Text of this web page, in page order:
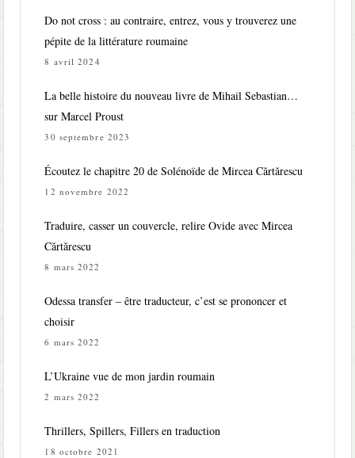
Do not cross : au contraire, entrez, vous y trouverez une
pépite de la littérature roumaine
8 avril 2024
La belle histoire du nouveau livre de Mihail Sebastian…
sur Marcel Proust
30 septembre 2023
Écoutez le chapitre 20 de Solénoïde de Mircea Cărtărescu
12 novembre 2022
Traduire, casser un couvercle, relire Ovide avec Mircea
Cărtărescu
8 mars 2022
Odessa transfer – être traducteur, c’est se prononcer et
choisir
6 mars 2022
L’Ukraine vue de mon jardin roumain
2 mars 2022
Thrillers, Spillers, Fillers en traduction
18 octobre 2021